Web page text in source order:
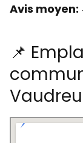
Avis moyen:
📌